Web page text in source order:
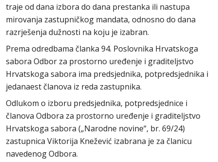
traje od dana izbora do dana prestanka ili nastupa
mirovanja zastupničkog mandata, odnosno do dana
razrješenja dužnosti na koju je izabran.
Prema odredbama članka 94. Poslovnika Hrvatskoga
sabora Odbor za prostorno uređenje i graditeljstvo
Hrvatskoga sabora ima predsjednika, potpredsjednika i
jedanaest članova iz reda zastupnika.
Odlukom o izboru predsjednika, potpredsjednice i
članova Odbora za prostorno uređenje i graditeljstvo
Hrvatskoga sabora („Narodne novine“, br. 69/24)
zastupnica Viktorija Knežević izabrana je za članicu
navedenog Odbora.